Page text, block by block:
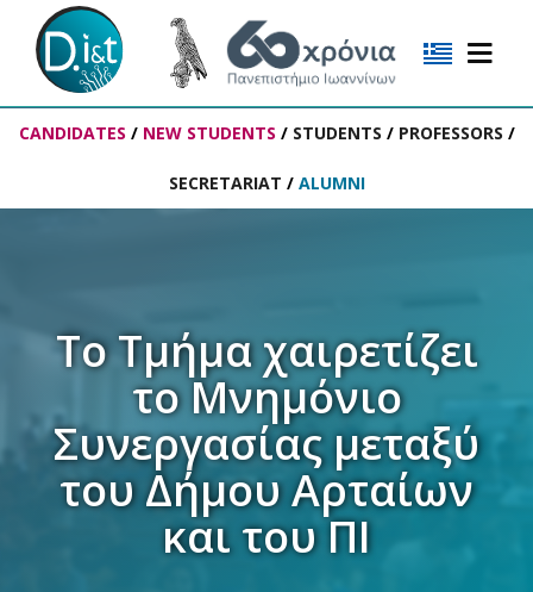
CANDIDATES / NEW STUDENTS / STUDENTS / PROFESSORS /
SECRETARIAT / ALUMNI
Το Τμήμα χαιρετίζει
το Μνημόνιο
Συνεργασίας μεταξύ
του Δήμου Αρταίων
και του ΠΙ